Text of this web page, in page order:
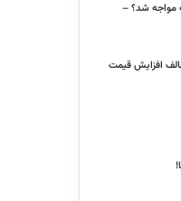
مواجه شد؟ –
افزایش قیمت